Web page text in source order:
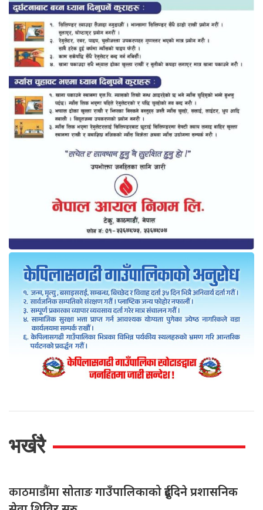
भर्खरै
काठमाडौंमासोताङ गाउँपालिकाको दुईदिने प्रशासनिक